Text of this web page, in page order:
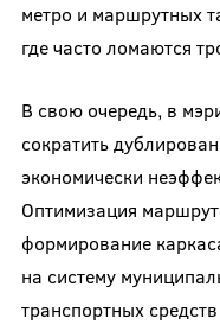
метро и маршрутных
где часто ломаются
В свою очередь, в
сократить
экономически
Оптимизация
формирование
на систему
транспортных